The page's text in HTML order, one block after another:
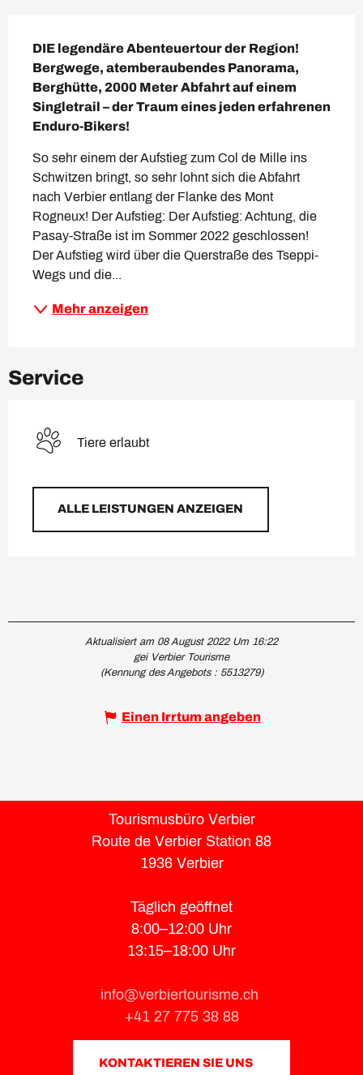
DIE legendäre Abenteuertour der Region!
Bergwege, atemberaubendes Panorama,
Berghütte, 2000 Meter Abfahrt auf einem
Singletrail – der Traum eines jeden erfahrenen
Enduro-Bikers!
So sehr einem der Aufstieg zum Col de Mille ins
Schwitzen bringt, so sehr lohnt sich die Abfahrt
nach Verbier entlang der Flanke des Mont
Rogneux! Der Aufstieg: Der Aufstieg: Achtung, die
Pasay-Straße ist im Sommer 2022 geschlossen!
Der Aufstieg wird über die Querstraße des Tseppi-
Wegs und die...
Mehr anzeigen
Service
Tiere erlaubt
ALLE LEISTUNGEN ANZEIGEN
Aktualisiert am 08 August 2022 Um 16:22
gei Verbier Tourisme
(Kennung des Angebots : 5513279)
Einen Irrtum angeben
Tourismusbüro Verbier
Route de Verbier Station 88
1936 Verbier
Täglich geöffnet
8:00–12:00 Uhr
13:15–18:00 Uhr
info@verbiertourisme.ch
+41 27 775 38 88
KONTAKTIEREN SIE UNS